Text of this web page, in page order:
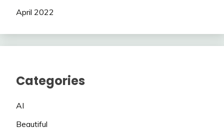
April 2022
Categories
AI
Beautiful